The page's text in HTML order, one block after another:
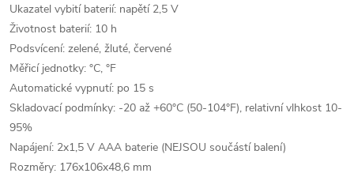
Ukazatel vybití baterií: napětí 2,5 V
Životnost baterií: 10 h
Podsvícení: zelené, žluté, červené
Měřicí jednotky: °C, °F
Automatické vypnutí: po 15 s
Skladovací podmínky: -20 až +60°C (50-104°F), relativní vlhkost 10-
95%
Napájení: 2x1,5 V AAA baterie (NEJSOU součástí balení)
Rozměry: 176x106x48,6 mm